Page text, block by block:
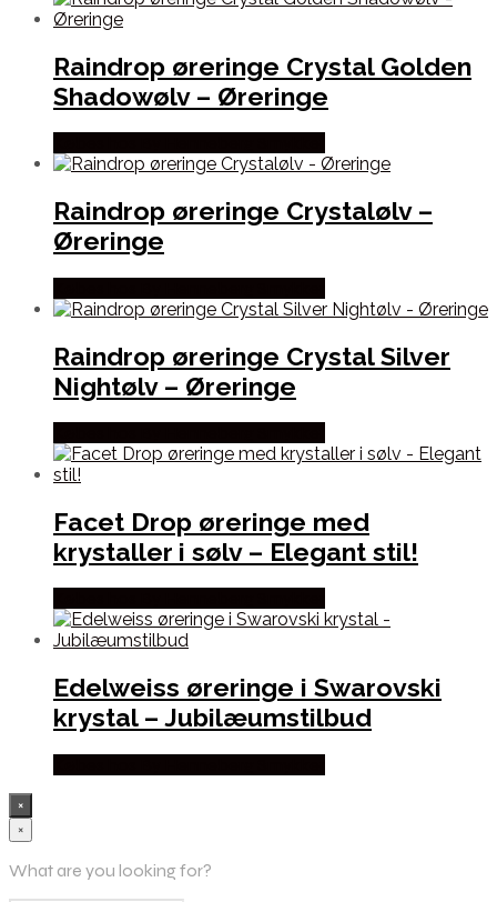
Raindrop øreringe Crystal Golden
Shadowølv – Øreringe
Raindrop øreringe Crystalølv –
Øreringe
Raindrop øreringe Crystal Silver
Nightølv – Øreringe
Facet Drop øreringe med
krystaller i sølv – Elegant stil!
Edelweiss øreringe i Swarovski
krystal – Jubilæumstilbud
×
×
What are you looking for?